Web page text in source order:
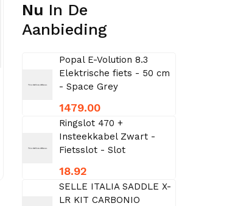
Nu In De
Aanbieding
Popal E-Volution 8.3
Elektrische fiets - 50 cm
- Space Grey
1479.00
Ringslot 470 +
Insteekkabel Zwart -
Fietsslot - Slot
18.92
SELLE ITALIA SADDLE X-
LR KIT CARBONIO